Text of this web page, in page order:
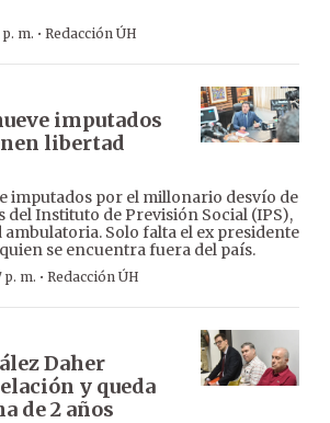
m. · Redacción ÚH
imputados
libertad
imputados por el millonario desvío de
del Instituto de Previsión Social (IPS),
Solo falta el ex presidente
se encuentra fuera del país.
p. m. · Redacción ÚH
Daher
y queda
de 2 años